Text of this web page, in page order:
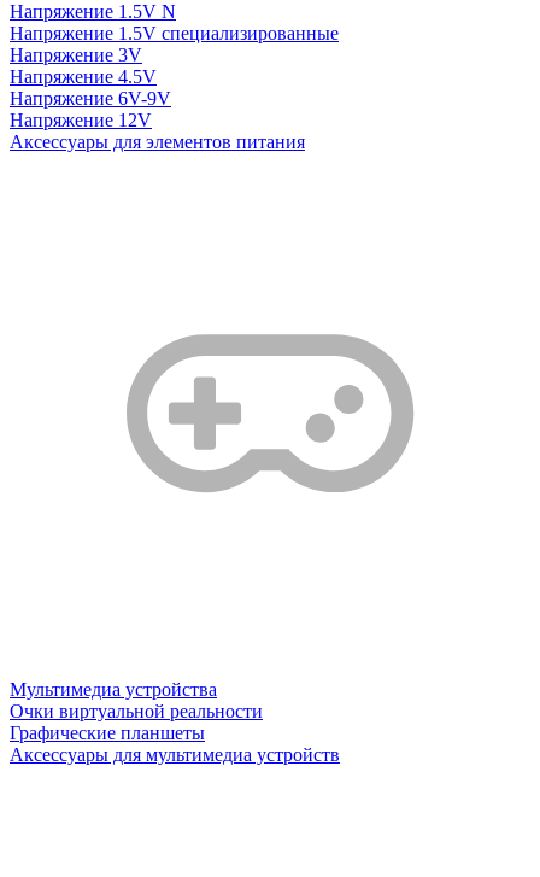
Напряжение 1.5V N
Напряжение 1.5V специализированные
Напряжение 3V
Напряжение 4.5V
Напряжение 6V-9V
Напряжение 12V
Аксессуары для элементов питания
Мультимедиа устройства
Очки виртуальной реальности
Графические планшеты
Аксессуары для мультимедиа устройств